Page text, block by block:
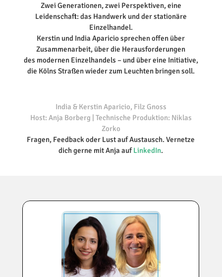
Zwei Generationen, zwei Perspektiven, eine
Leidenschaft: das Handwerk und der stationäre
Einzelhandel.
Kerstin und India Aparicio sprechen offen über
Zusammenarbeit, über die Herausforderungen
des modernen Einzelhandels – und über eine Initiative,
die Kölns Straßen wieder zum Leuchten bringen soll.
India & Kerstin Aparicio, Filz Gnoss
Host: Anja Borberg | Technische Produktion: Niklas
Zorko
Fragen, Feedback oder Lust auf Austausch. Vernetze
dich gerne mit Anja aufLinkedIn.